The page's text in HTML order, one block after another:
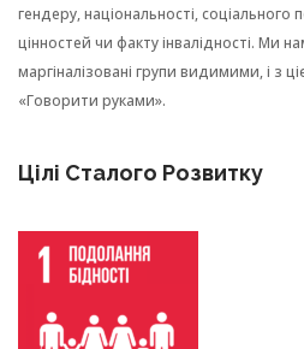
гендеру, національності, соціального
цінностей чи факту інвалідності. Ми
маргіналізовані групи видимими, і з
«Говорити руками».
Цілі Сталого Розвитку